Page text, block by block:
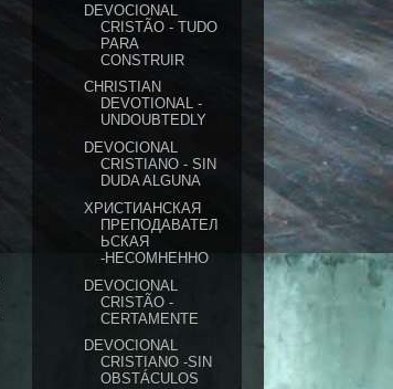
DEVOCIONAL
CRISTÃO - TUDO
PARA
CONSTRUIR
CHRISTIAN
DEVOTIONAL -
UNDOUBTEDLY
DEVOCIONAL
CRISTIANO - SIN
DUDA ALGUNA
ХРИСТИАНСКАЯ
ПРЕПОДАВАТЕЛ
ЬСКАЯ
-НЕСОМНЕННО
DEVOCIONAL
CRISTÃO -
CERTAMENTE
DEVOCIONAL
CRISTIANO -SIN
OBSTÁCULOS